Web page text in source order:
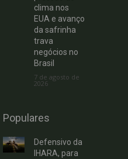
clima nos
EUA e avanço
da safrinha
trava
negócios no
Brasil
7 de agosto de
2026
Populares
Defensivo da
IHARA, para